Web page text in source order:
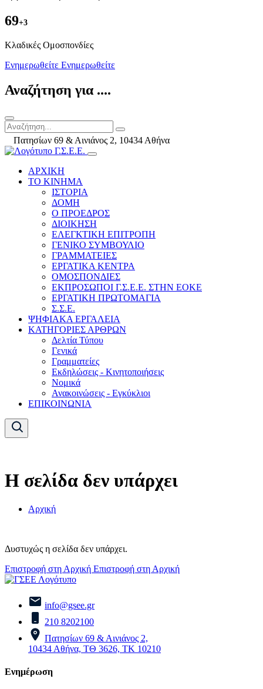
69+3
Kλαδικές Ομοσπονδίες
Ενημερωθείτε Ενημερωθείτε
Αναζήτηση για ....
Πατησίων 69 & Αινιάνος 2, 10434 Αθήνα
ΑΡΧΙΚΗ
ΤΟ ΚΙΝΗΜΑ
ΙΣΤΟΡΙΑ
ΔΟΜΗ
Ο ΠΡΟΕΔΡΟΣ
ΔΙΟΙΚΗΣΗ
ΕΛΕΓΚΤΙΚΗ ΕΠΙΤΡΟΠΗ
ΓΕΝΙΚΟ ΣΥΜΒΟΥΛΙΟ
ΓΡΑΜΜΑΤΕΙΕΣ
ΕΡΓΑΤΙΚΑ ΚΕΝΤΡΑ
ΟΜΟΣΠΟΝΔΙΕΣ
ΕΚΠΡΟΣΩΠΟΙ Γ.Σ.Ε.Ε. ΣΤΗΝ ΕΟΚΕ
ΕΡΓΑΤΙΚΗ ΠΡΩΤΟΜΑΓΙΑ
Σ.Σ.Ε.
ΨΗΦΙΑΚΑ ΕΡΓΑΛΕΙΑ
ΚΑΤΗΓΟΡΙΕΣ ΑΡΘΡΩΝ
Δελτία Τύπου
Γενικά
Γραμματείες
Εκδηλώσεις - Κινητοποιήσεις
Νομικά
Ανακοινώσεις - Εγκύκλιοι
ΕΠΙΚΟΙΝΩΝΙΑ
Η σελίδα δεν υπάρχει
Αρχική
Δυστυχώς η σελίδα δεν υπάρχει.
Επιστροφή στη Αρχική Επιστροφή στη Αρχική
info@gsee.gr
210 8202100
Πατησίων 69 & Αινιάνος 2,
10434 Αθήνα, ΤΘ 3626, ΤΚ 10210
Ενημέρωση